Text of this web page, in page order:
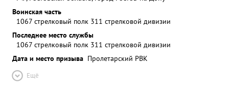
Воинская часть
1067 стрелковый полк 311 стрелковой дивизии
Последнее место службы
1067 стрелковый полк 311 стрелковой дивизии
Дата и место призыва Пролетарский РВК
Ещё